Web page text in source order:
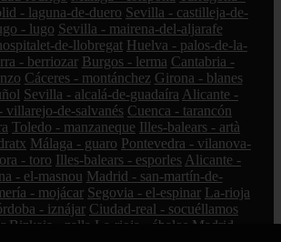
- laguna-de-duero Sevilla - castilleja-de-
- lugo Sevilla - mairena-del-aljarafe
de-llobregat Huelva - palos-de-la-
- berriozar Burgos - lerma Cantabria -
Cáceres - montánchez Girona - blanes
Sevilla - alcalá-de-guadaíra Alicante -
villarejo-de-salvanés Cuenca - tarancón
Toledo - manzaneque Illes-balears - artà
Málaga - guaro Pontevedra - vilanova-
- toro Illes-balears - esporles Alicante -
- el-masnou Madrid - san-martín-de-
- mojácar Segovia - el-espinar La-rioja
- iznájar Ciudad-real - socuéllamos
Bizkaia - zalla La-rioja - ábalos Madrid -